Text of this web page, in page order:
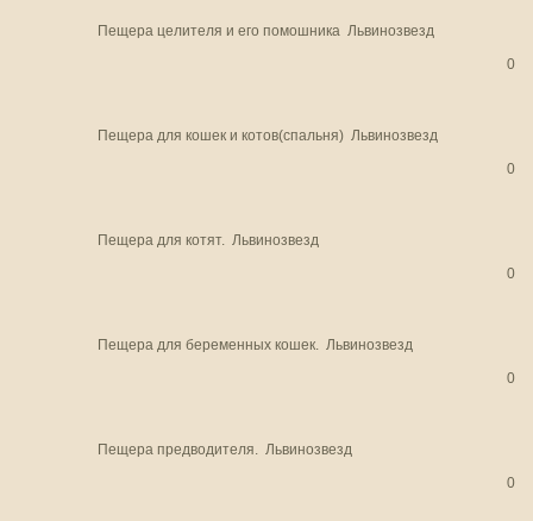
Пещера целителя и его помошника Львинозвезд
0
Пещера для кошек и котов(спальня) Львинозвезд
0
Пещера для котят. Львинозвезд
0
Пещера для беременных кошек. Львинозвезд
0
Пещера предводителя. Львинозвезд
0